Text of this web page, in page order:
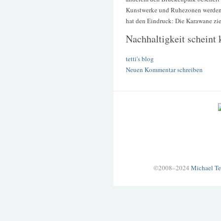
Kunstwerke und Ruhezonen
hat den Eindruck: Die Karawane
Nachhaltigkeit scheint
tetti's blog
Neuen Kommentar schreiben
©2008–2024 Michael